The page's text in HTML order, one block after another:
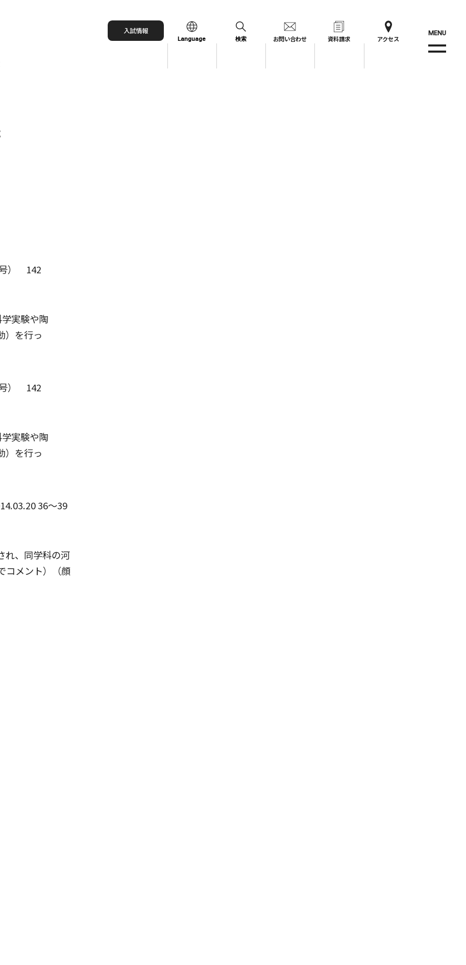
MENU
入試情報
Language 検索 お問い合わせ 資料請求 アクセス
） 142
実験や陶
）を行っ
） 142
実験や陶
）を行っ
36〜39
れ、同学科の河
コメント）（顔